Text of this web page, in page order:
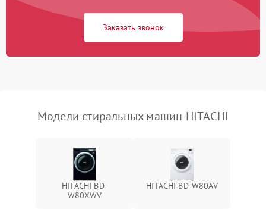
Заказать звонок
Модели стиральных машин HITACHI
HITACHI BD-
W80XWV
HITACHI BD-W80AV